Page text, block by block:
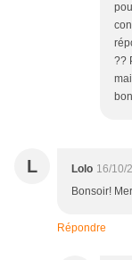
??
L Lolo 16/10/
Bonsoir!
Répondre